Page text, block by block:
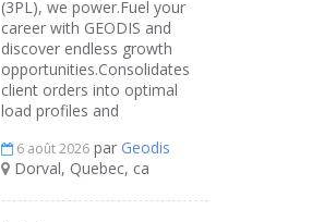
(3PL), we power.Fuel your
career with GEODIS and
discover endless growth
opportunities.Consolidates
client orders into optimal
load profiles and
6 août 2026 par Geodis
Dorval, Quebec, ca